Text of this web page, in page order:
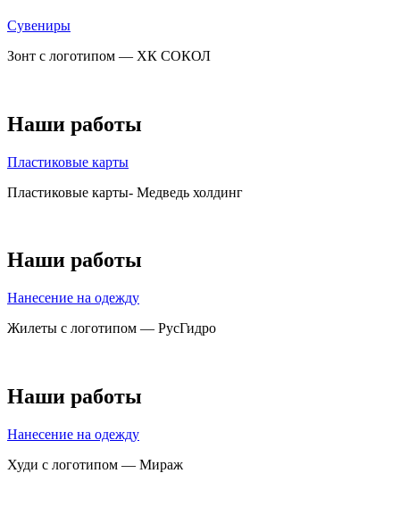
Сувениры
Зонт с логотипом — ХК СОКОЛ
Наши работы
Пластиковые карты
Пластиковые карты- Медведь холдинг
Наши работы
Нанесение на одежду
Жилеты с логотипом — РусГидро
Наши работы
Нанесение на одежду
Худи с логотипом — Мираж